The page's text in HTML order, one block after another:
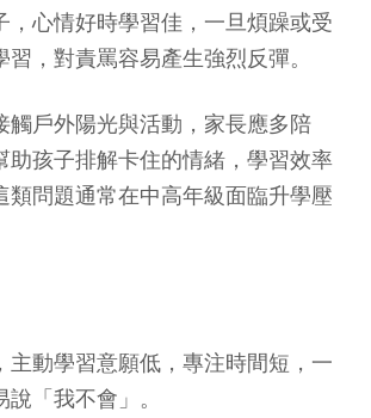
，心情好時學習佳，一旦煩躁或受
，對責罵容易產生強烈反彈。
觸戶外陽光與活動，家長應多陪
助孩子排解卡住的情緒，學習效率
類問題通常在中高年級面臨升學壓
主動學習意願低，專注時間短，一
「我不會」。